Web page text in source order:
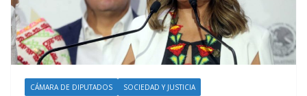
CÁMARA DE DIPUTADOS SOCIEDAD Y JUSTICIA